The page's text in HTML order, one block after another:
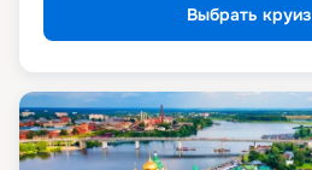
Выбрать круиз